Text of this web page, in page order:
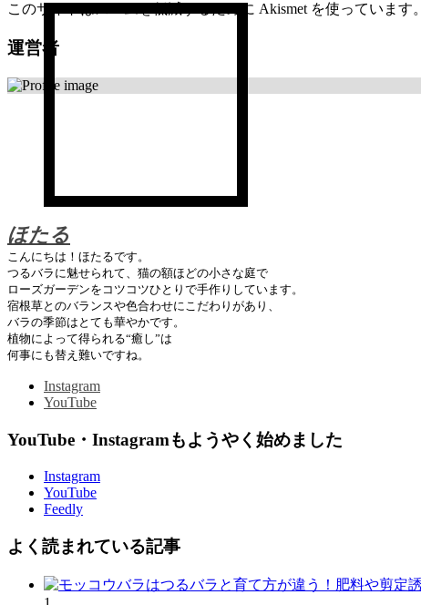
このサイトはスパムを低減するために Akismet を使っています。
運営者
ほたる
こんにちは！ほたるです。
つるバラに魅せられて、猫の額ほどの小さな庭で
ローズガーデンをコツコツひとりで手作りしています。
宿根草とのバランスや色合わせにこだわりがあり、
バラの季節はとても華やかです。
植物によって得られる“癒し”は
何事にも替え難いですね。
Instagram
YouTube
YouTube・Instagramもようやく始めました
Instagram
YouTube
Feedly
よく読まれている記事